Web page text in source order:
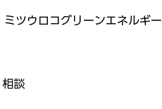
ミツウロコグリーンエネルギー
相談